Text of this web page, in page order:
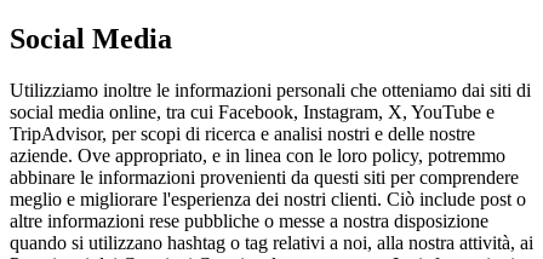
Social Media
Utilizziamo inoltre le informazioni personali che otteniamo dai siti di
social media online, tra cui Facebook, Instagram, X, YouTube e
TripAdvisor, per scopi di ricerca e analisi nostri e delle nostre
aziende. Ove appropriato, e in linea con le loro policy, potremmo
abbinare le informazioni provenienti da questi siti per comprendere
meglio e migliorare l'esperienza dei nostri clienti. Ciò include post o
altre informazioni rese pubbliche o messe a nostra disposizione
quando si utilizzano hashtag o tag relativi a noi, alla nostra attività, ai